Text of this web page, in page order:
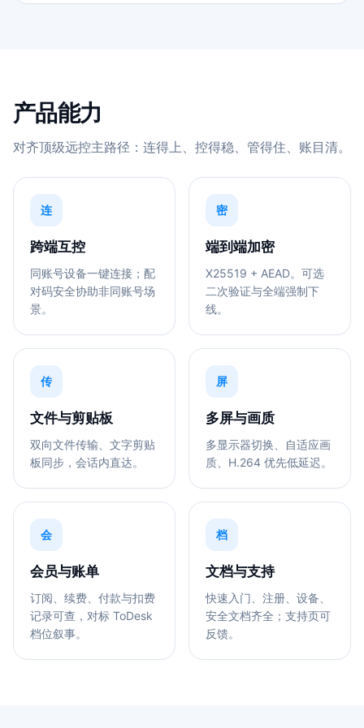
产品能力
对齐顶级远控主路径：连得上、控得稳、管得住、账目清。
连
跨端互控
同账号设备一键连接；配
对码安全协助非同账号场
景。
密
端到端加密
X25519 + AEAD。可选
二次验证与全端强制下
线。
传
文件与剪贴板
双向文件传输、文字剪贴
板同步，会话内直达。
屏
多屏与画质
多显示器切换、自适应画
质、H.264 优先低延迟。
会
会员与账单
订阅、续费、付款与扣费
记录可查，对标 ToDesk
档位叙事。
档
文档与支持
快速入门、注册、设备、
安全文档齐全；支持页可
反馈。